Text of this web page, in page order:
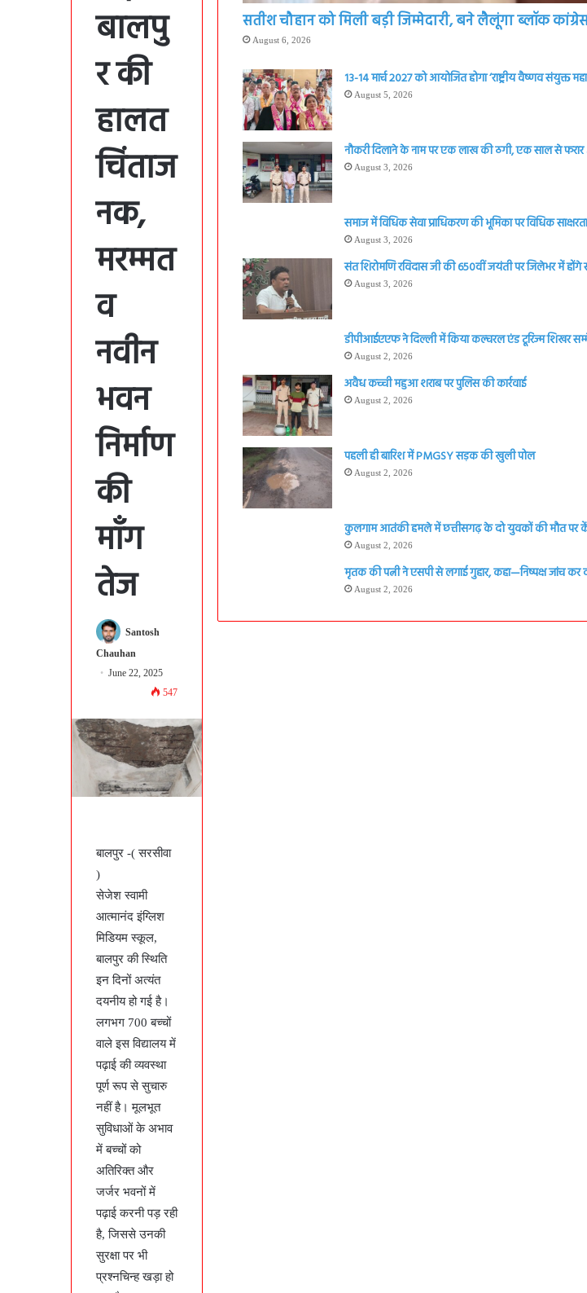
बालपु
र की
हालत
चिंताज
नक,
मरम्मत
व
नवीन
भवन
निर्माण
की
माँग
तेज
Santosh
Chauhan
June 22, 2025
547
बालपुर -( सरसीवा
)
सेजेश स्वामी
आत्मानंद इंग्लिश
मिडियम स्कूल,
बालपुर की स्थिति
इन दिनों अत्यंत
दयनीय हो गई है।
लगभग 700 बच्चों
वाले इस विद्यालय में
पढ़ाई की व्यवस्था
पूर्ण रूप से सुचारु
नहीं है। मूलभूत
सुविधाओं के अभाव
में बच्चों को
अतिरिक्त और
जर्जर भवनों में
पढ़ाई करनी पड़ रही
है, जिससे उनकी
सुरक्षा पर भी
प्रश्नचिन्ह खड़ा हो
सतीश चौहान को मिली बड़ी जिम्मेदारी, बने लैलूंगा ब्लॉक
August 6, 2026
13-14 मार्च 2027 को आयोजित होगा ‘राष्ट्रीय वैष्णव संयुक्त
August 5, 2026
नौकरी दिलाने के नाम पर एक लाख की ठगी, एक साल से फरार
August 3, 2026
समाज में विधिक सेवा प्राधिकरण की भूमिका पर विधिक
August 3, 2026
संत शिरोमणि रविदास जी की 650वीं जयंती पर जिलेभर में
August 3, 2026
डीपीआईएएफ ने दिल्ली में किया कल्चरल एंड टूरिज्म शिखर
August 2, 2026
अवैध कच्ची महुआ शराब पर पुलिस की कार्रवाई
August 2, 2026
पहली ही बारिश में PMGSY सड़क की खुली पोल
August 2, 2026
कुलगाम आतंकी हमले में छत्तीसगढ़ के दो युवकों की मौत पर
August 2, 2026
मृतक की पत्नी ने एसपी से लगाई गुहार, कहा—निष्पक्ष जांच कर
August 2, 2026